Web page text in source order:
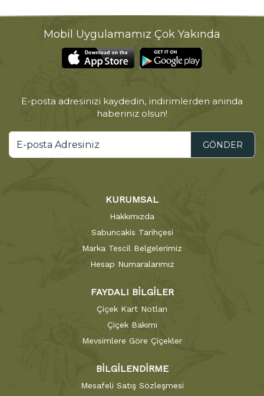
Mobil Uygulamamız Çok Yakında
E-posta adresinizi kaydedin, indirimlerden anında
haberiniz olsun!
GÖNDER
KURUMSAL
Hakkımızda
Sabuncakis Tarihçesi
Marka Tescil Belgelerimiz
Hesap Numaralarımız
FAYDALI BİLGİLER
Çiçek Kart Notları
Çiçek Bakımı
Mevsimlere Göre Çiçekler
BİLGİLENDİRME
Mesafeli Satış Sözleşmesi